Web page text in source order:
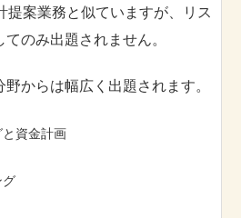
提案業務と似ていますが、リス
のみ出題されません。
からは幅広く出題されます。
資金計画
グ